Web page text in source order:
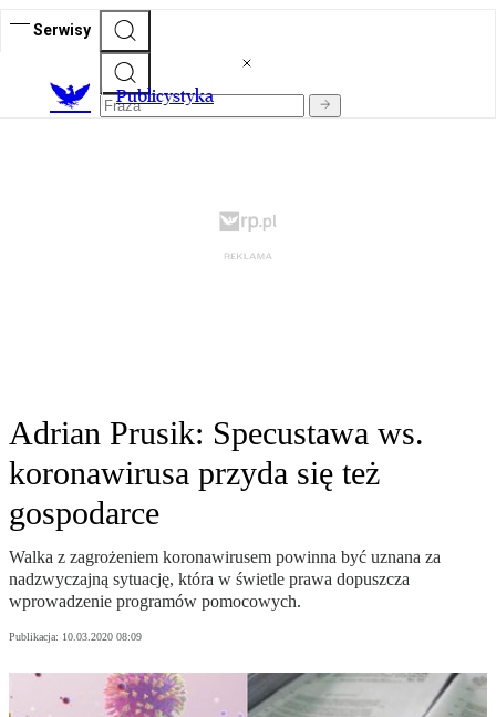
Serwisy
Publicystyka
Adrian Prusik: Specustawa ws.
koronawirusa przyda się też
gospodarce
Walka z zagrożeniem koronawirusem powinna być uznana za
nadzwyczajną sytuację, która w świetle prawa dopuszcza
wprowadzenie programów pomocowych.
Publikacja: 10.03.2020 08:09